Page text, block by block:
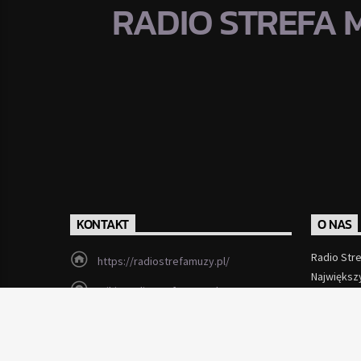
RADIO STREFA
KONTAKT
https://radiostrefamuzy.pl/
miki@radiostrefamuzy.pl
O NAS
Radio